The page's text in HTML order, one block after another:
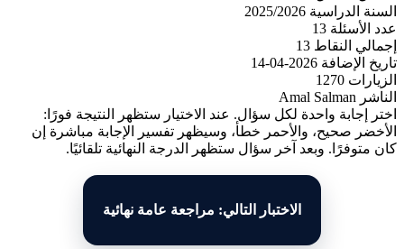
السنة الدراسية 2025/2026
عدد الأسئلة 13
إجمالي النقاط 13
تاريخ الإضافة 2026-04-14
الزيارات 1270
الناشر Amal Salman
اختر إجابة واحدة لكل سؤال. عند الاختيار ستظهر النتيجة فورًا:
الأخضر صحيح، والأحمر خطأ، وسيظهر تفسير الإجابة مباشرة إن
كان متوفرًا. وبعد آخر سؤال ستظهر الدرجة النهائية تلقائيًا.
الاختبار التالي: مراجعة عامة نهائية